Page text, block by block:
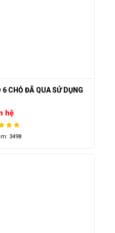
CHỖ ĐÃ QUA SỬ DỤNG
hệ
3498